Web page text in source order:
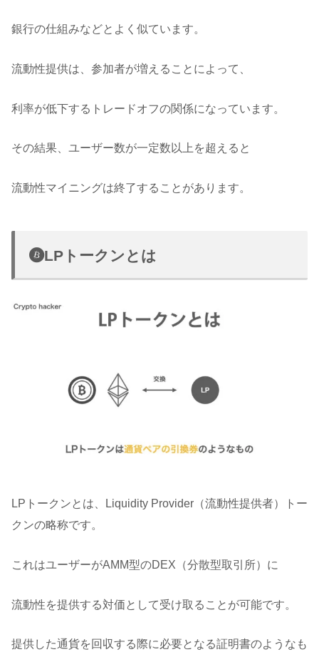
銀行の仕組みなどとよく似ています。
流動性提供は、参加者が増えることによって、
利率が低下するトレードオフの関係になっています。
その結果、ユーザー数が一定数以上を超えると
流動性マイニングは終了することがあります。
LPトークンとは
LPトークンとは、Liquidity Provider（流動性提供者）トー
クンの略称です。
これはユーザーがAMM型のDEX（分散型取引所）に
流動性を提供する対価として受け取ることが可能です。
提供した通貨を回収する際に必要となる証明書のようなも